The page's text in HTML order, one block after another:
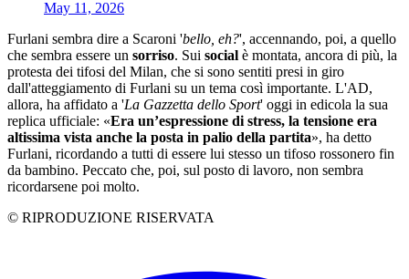
May 11, 2026
Furlani sembra dire a Scaroni 'bello, eh?', accennando, poi, a quello
che sembra essere un sorriso. Sui social è montata, ancora di più, la
protesta dei tifosi del Milan, che si sono sentiti presi in giro
dall'atteggiamento di Furlani su un tema così importante. L'AD,
allora, ha affidato a 'La Gazzetta dello Sport' oggi in edicola la sua
replica ufficiale: «Era un’espressione di stress, la tensione era
altissima vista anche la posta in palio della partita», ha detto
Furlani, ricordando a tutti di essere lui stesso un tifoso rossonero fin
da bambino. Peccato che, poi, sul posto di lavoro, non sembra
ricordarsene poi molto.
© RIPRODUZIONE RISERVATA